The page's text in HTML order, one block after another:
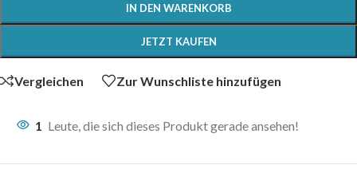
IN DEN WARENKORB
JETZT KAUFEN
Vergleichen Zur Wunschliste hinzufügen
1 Leute, die sich dieses Produkt gerade ansehen!